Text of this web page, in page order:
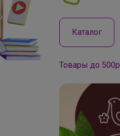
Каталог
Товары до 500р